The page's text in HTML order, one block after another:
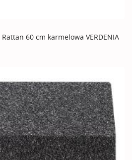
60 cm karmelowa VERDENIA